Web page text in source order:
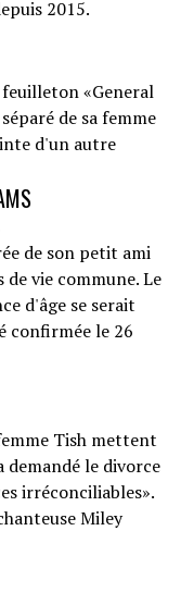
2015.
«General
de sa femme
d'un autre
de son petit ami
vie commune. Le
d'âge se serait
confirmée le 26
Tish mettent
demandé le divorce
irréconciliables».
Miley